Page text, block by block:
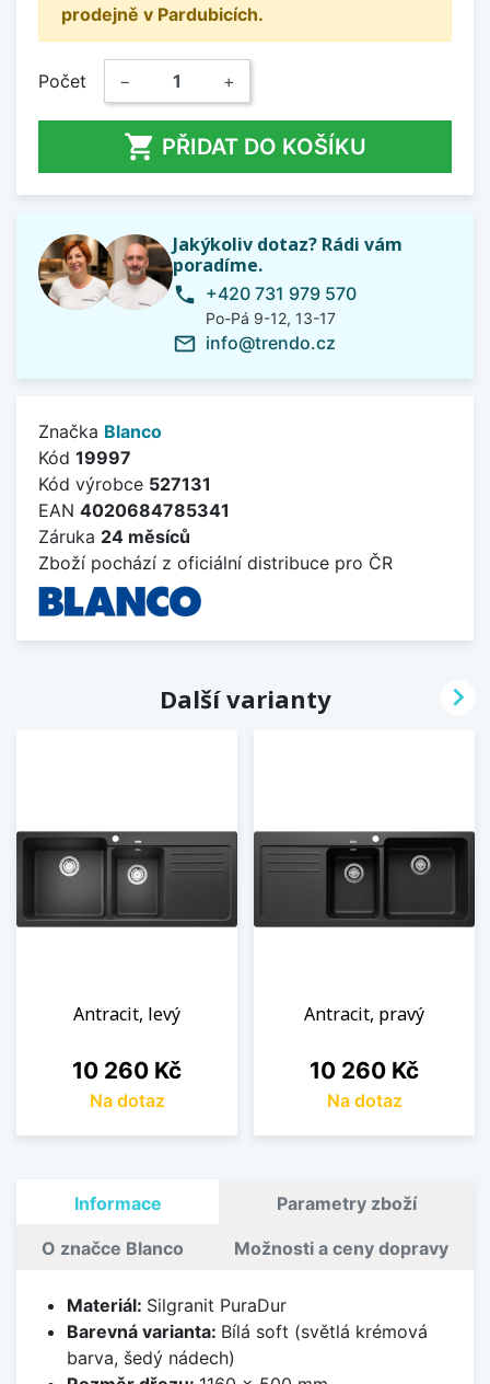
prodejně v Pardubicích.
Počet − +
 PŘIDAT DO KOŠÍKU
Jakýkoliv dotaz? Rádi vám
poradíme.
phone +420 731 979 570
Po-Pá 9-12, 13-17
mail_outline info@trendo.cz
Značka Blanco
Kód 19997
Kód výrobce 527131
EAN 4020684785341
Záruka 24 měsíců
Zboží pochází z oficiální distribuce pro ČR
Další varianty
Antracit, levý
Cena
10 260 Kč
Na dotaz
Antracit, pravý
Cena
10 260 Kč
Na dotaz

Informace Parametry zboží
O značce Blanco Možnosti a ceny dopravy
Materiál: Silgranit PuraDur
Barevná varianta: Bílá soft (světlá krémová
barva, šedý nádech)